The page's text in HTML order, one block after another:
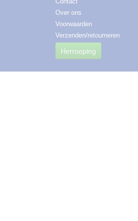
Over ons
Voorwaarden
Verzenden/retourneren
Herroeping